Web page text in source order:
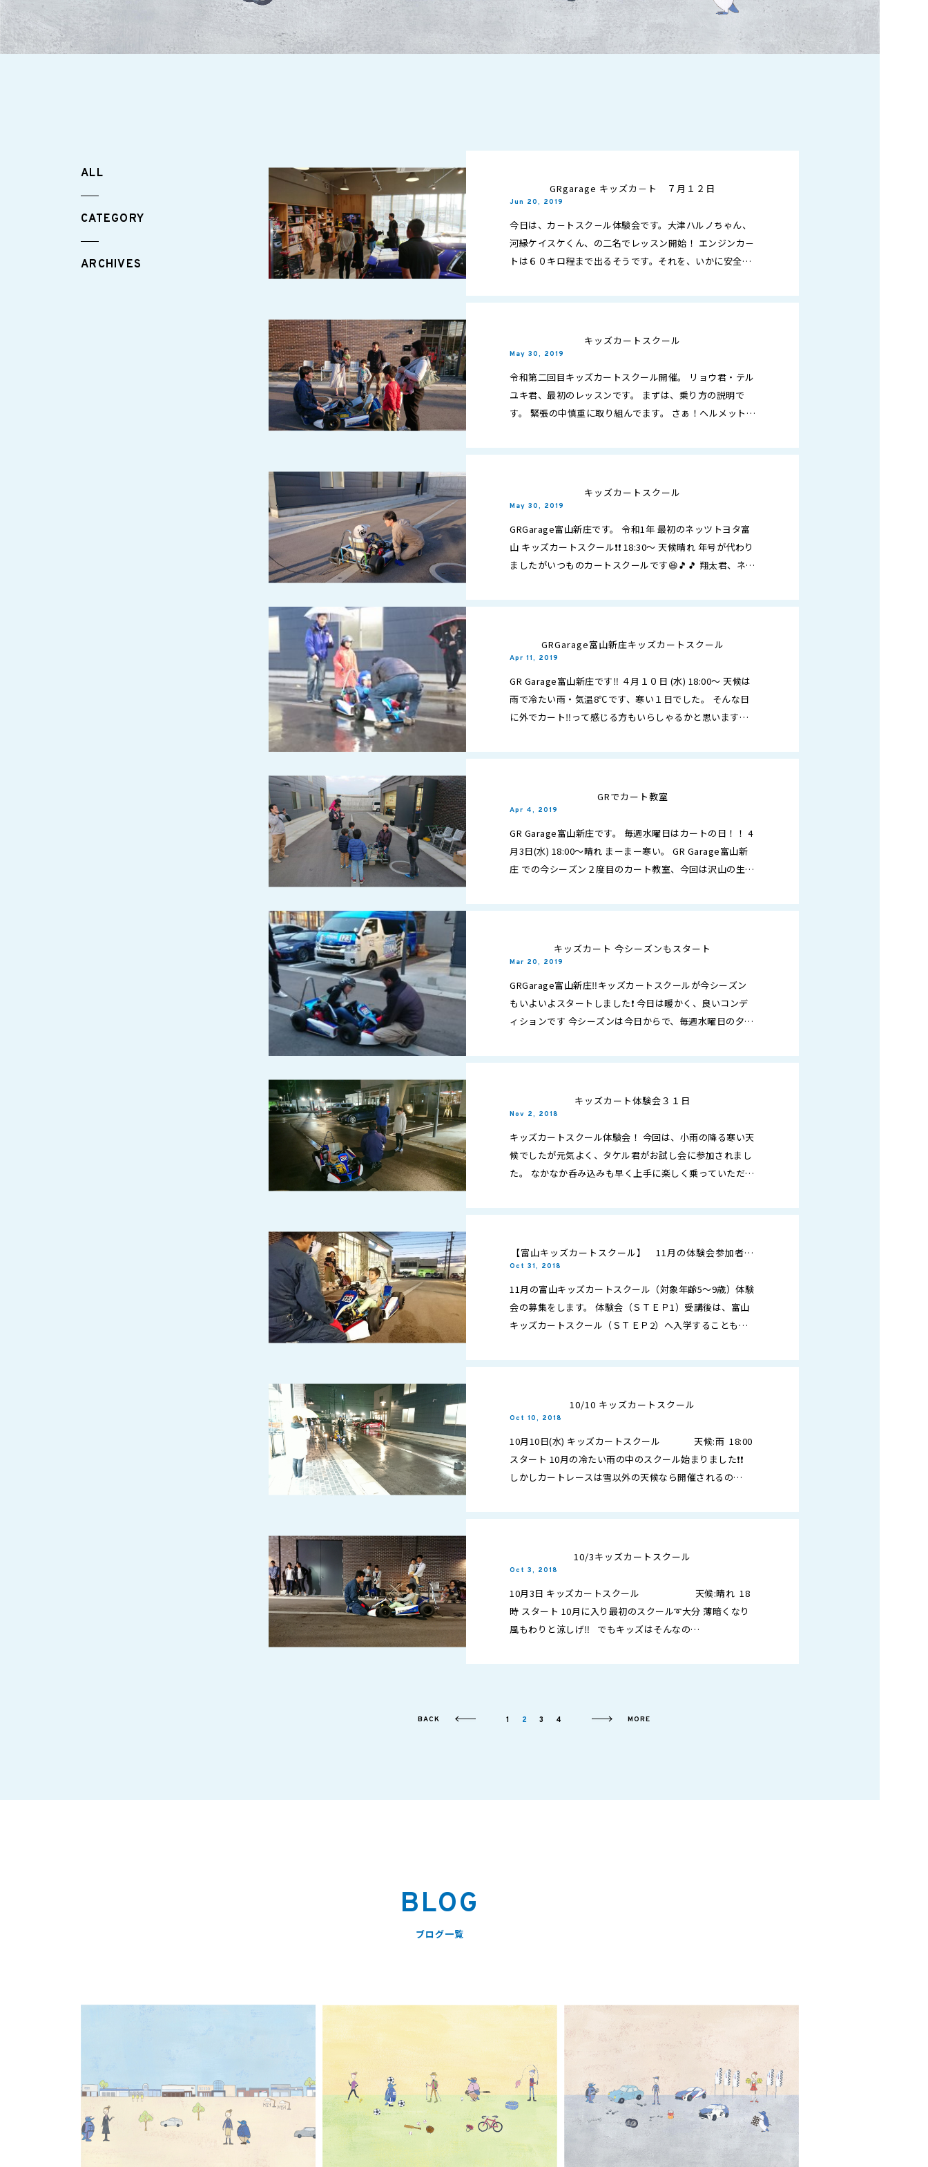
ALL
CATEGORY
ARCHIVES
GRgarage キッズカ－ト ７月１２日
Jun 20, 2019
今日は、カ－トスク－ル体験会です。大津ハルノちゃん、
河縁ケイスケくん、の二名でレッスン開始！ エンジンカ－
トは６０キロ程まで出るそうです。それを、いかに安全に
キッズカートスクール
May 30, 2019
令和第二回目キッズカートスクール開催。 リョウ君・テル
ユキ君、最初のレッスンです。 まずは、乗り方の説明で
す。 緊張の中慎重に取り組んでます。 さぁ！ヘルメットを
キッズカートスクール
May 30, 2019
GRGarage富山新庄です。 令和1年 最初のネッツトヨタ富
山 キッズカートスクール❗❗ 18:30～ 天候晴れ 年号が代わり
ましたがいつものカートスクールです😆🎵🎵 翔太君、ネッ
GRGarage富山新庄キッズカートスクール
Apr 11, 2019
GR Garage富山新庄です‼️ ４月１０日 (水) 18:00～ 天候は
雨で冷たい雨・気温8℃です、寒い１日でした。 そんな日
に外でカート‼️って感じる方もいらしゃるかと思いますが
GRでカート教室
Apr 4, 2019
GR Garage富山新庄です。 毎週水曜日はカートの日！！ 4
月3日(水) 18:00～晴れ まーまー寒い。 GR Garage富山新
庄 での今シーズン２度目のカート教室、今回は沢山の生徒
キッズカート 今シーズンもスタート
Mar 20, 2019
GRGarage富山新庄‼️キッズカートスクールが今シーズン
もいよいよスタートしました❗ 今日は暖かく、良いコンデ
ィションです 今シーズンは今日からで、毎週水曜日の夕方
キッズカート体験会３１日
Nov 2, 2018
キッズカートスクール体験会！ 今回は、小雨の降る寒い天
候でしたが元気よく、タケル君がお試し会に参加されまし
た。 なかなか呑み込みも早く上手に楽しく乗っていただけ
【富山キッズカートスクール】 11月の体験会参加者募
Oct 31, 2018
11月の富山キッズカートスクール（対象年齢5～9歳）体験
会の募集をします。 体験会（ＳＴＥＰ1）受講後は、富山
キッズカートスクール（ＳＴＥＰ2）へ入学することもで
10/10 キッズカートスクール
Oct 10, 2018
10月10日(水) キッズカートスクール 天候:雨 18:00
スタート 10月の冷たい雨の中のスクール始まりました❗❗
しかしカートレースは雪以外の天候なら開催されるの…
10/3キッズカートスクール
Oct 3, 2018
10月3日 キッズカートスクール 天候:晴れ 18
時 スタート 10月に入り最初のスクール➰大分 薄暗くなり
風もわりと涼しげ‼️ でもキッズはそんなの…
BACK 1 2 3 4 MORE
BLOG
ブログ一覧